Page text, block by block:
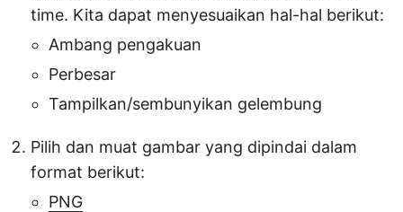
time. Kita dapat menyesuaikan hal-hal berikut:
Ambang pengakuan
Perbesar
Tampilkan/sembunyikan gelembung
Pilih dan muat gambar yang dipindai dalam
format berikut:
PNG